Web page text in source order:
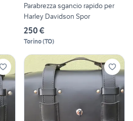
Parabrezza sgancio rapido per
Harley Davidson Spor
250 €
Torino(TO)